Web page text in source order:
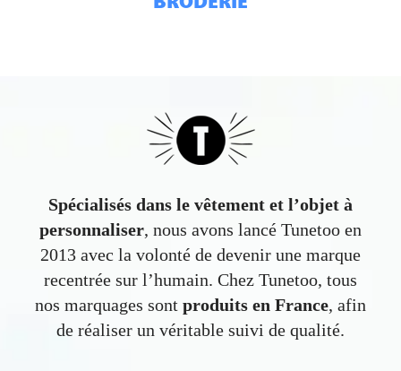
Spécialisés dans le vêtement et l’objet à
personnaliser, nous avons lancé Tunetoo en
2013 avec la volonté de devenir une marque
recentrée sur l’humain. Chez Tunetoo, tous
nos marquages sont produits en France, afin
de réaliser un véritable suivi de qualité.